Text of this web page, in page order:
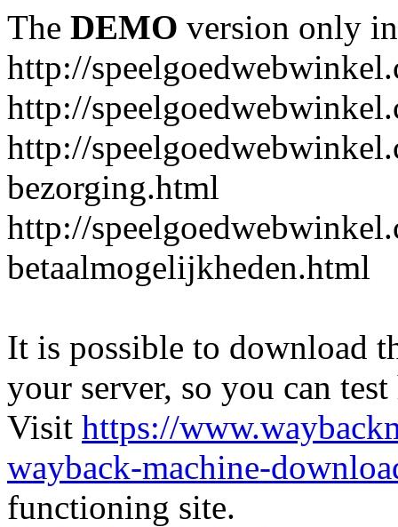
The DEMO version only
http://
http://
http://
bezorging.html
http://
betaalmogelijkheden.html
It is possible to download
your server, so you can
Visit https://
wayback-machine-
functioning site.